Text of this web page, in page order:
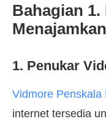
Bahagian
1. Penukar
Vidmore Penskala
internet tersedia